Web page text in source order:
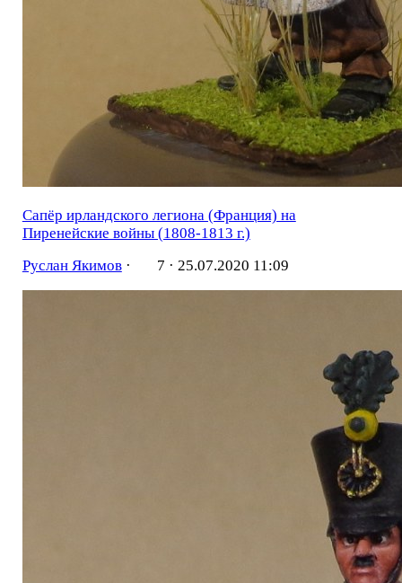
Сапёр ирландского легиона (Франция) на
Пиренейские войны (1808-1813 г.)
Руслан Якимов· 7 · 25.07.2020 11:09